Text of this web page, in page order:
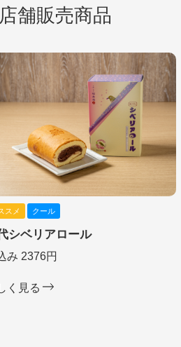
店舗販売商品
スメ クール
シベリアロール
み 2376円
く見る